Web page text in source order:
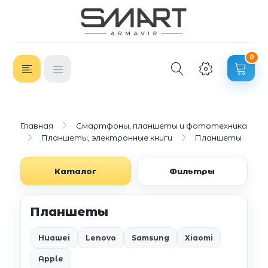
0
Главная
Смартфоны, планшеты и фототехника
Планшеты, электронные книги
Планшеты
Каталог Фильтры
Планшеты
Huawei Lenovo Samsung Xiaomi
Apple